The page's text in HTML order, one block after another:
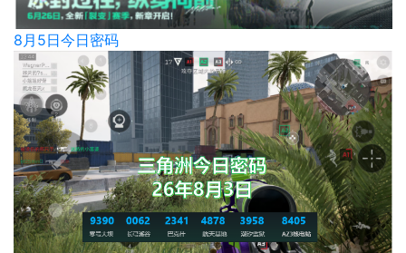
8月5日今日密码